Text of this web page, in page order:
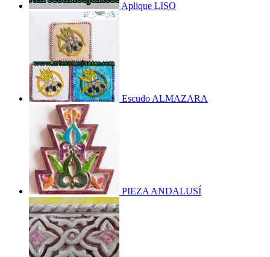
Aplique LISO
Escudo ALMAZARA
PIEZA ANDALUSÍ